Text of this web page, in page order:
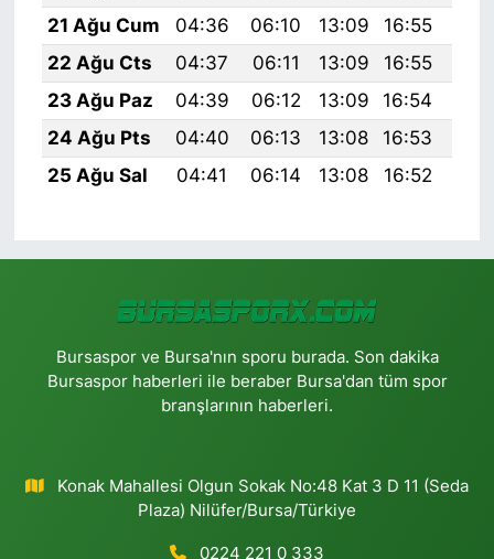
21 Ağu Cum
04:36 06:10 13:09 16:55
22 Ağu Cts
04:37 06:11 13:09 16:55
23 Ağu Paz
04:39 06:12 13:09 16:54
24 Ağu Pts
04:40 06:13 13:08 16:53
25 Ağu Sal
04:41 06:14 13:08 16:52
Bursaspor ve Bursa'nın sporu burada. Son dakika
Bursaspor haberleri ile beraber Bursa'dan tüm spor
branşlarının haberleri.
Konak Mahallesi Olgun Sokak No:48 Kat 3 D 11 (Seda
Plaza) Nilüfer/Bursa/Türkiye
0224 221 0 333